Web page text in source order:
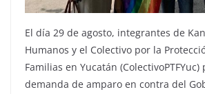
El día 29 de agosto, integrantes de
Humanos y el Colectivo por la
Familias en Yucatán
demanda de amparo en contra del